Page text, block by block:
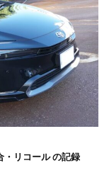
・リコール の記録